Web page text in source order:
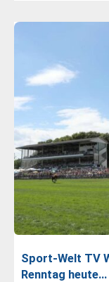
Sport-Welt TV
Renntag heute…